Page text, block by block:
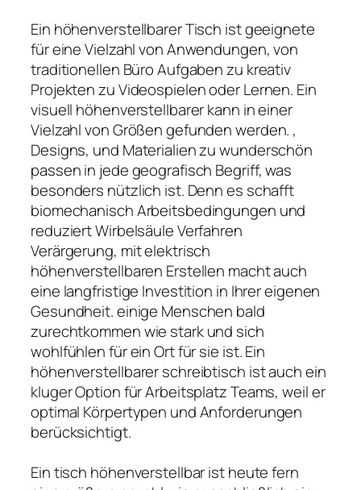
Ein höhenverstellbarer Tisch ist geeignete
für eine Vielzahl von Anwendungen, von
traditionellen Büro Aufgaben zu kreativ
Projekten zu Videospielen oder Lernen. Ein
visuell höhenverstellbarer kann in einer
Vielzahl von Größen gefunden werden. ,
Designs, und Materialien zu wunderschön
passen in jede geografisch Begriff, was
besonders nützlich ist. Denn es schafft
biomechanisch Arbeitsbedingungen und
reduziert Wirbelsäule Verfahren
Verärgerung, mit elektrisch
höhenverstellbaren Erstellen macht auch
eine langfristige Investition in Ihrer eigenen
Gesundheit. einige Menschen bald
zurechtkommen wie stark und sich
wohlfühlen für ein Ort für sie ist. Ein
höhenverstellbarer schreibtisch ist auch ein
kluger Option für Arbeitsplatz Teams, weil er
optimal Körpertypen und Anforderungen
berücksichtigt.
Ein tisch höhenverstellbar ist heute fern